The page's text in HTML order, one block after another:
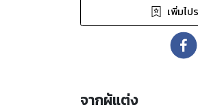
เพิ่มไป
จากผู้แต่ง